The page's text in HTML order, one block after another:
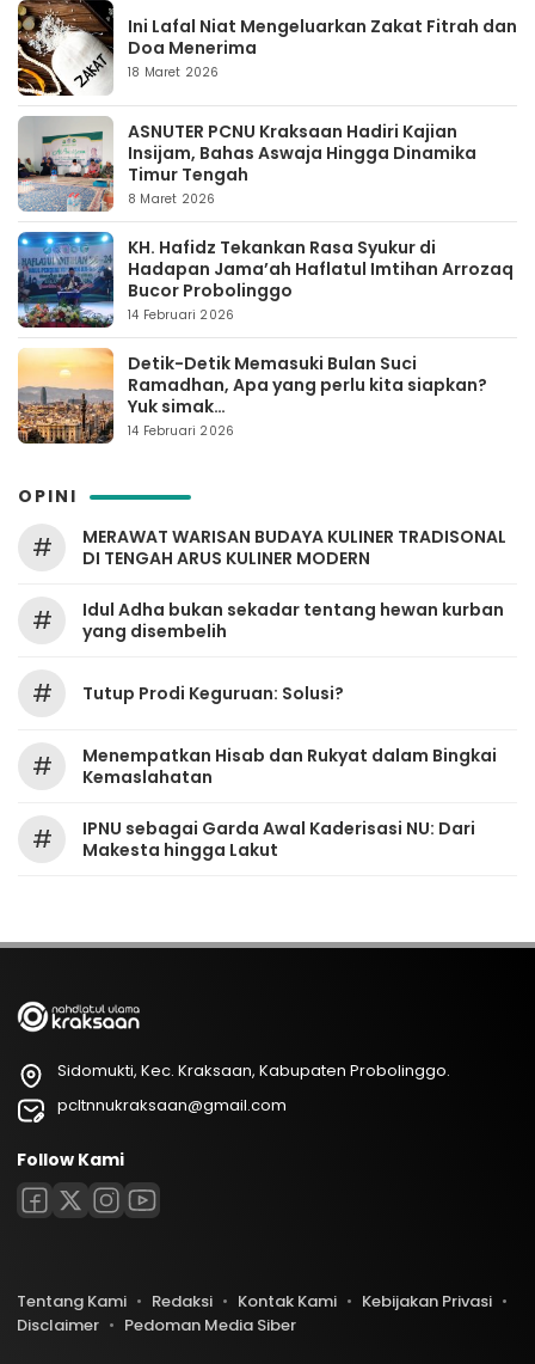
Ini Lafal Niat Mengeluarkan Zakat Fitrah dan
Doa Menerima
18 Maret 2026
ASNUTER PCNU Kraksaan Hadiri Kajian
Insijam, Bahas Aswaja Hingga Dinamika
Timur Tengah
8 Maret 2026
KH. Hafidz Tekankan Rasa Syukur di
Hadapan Jama’ah Haflatul Imtihan Arrozaq
Bucor Probolinggo
14 Februari 2026
Detik-Detik Memasuki Bulan Suci
Ramadhan, Apa yang perlu kita siapkan?
Yuk simak…
14 Februari 2026
OPINI
#
MERAWAT WARISAN BUDAYA KULINER TRADISONAL
DI TENGAH ARUS KULINER MODERN
#
Idul Adha bukan sekadar tentang hewan kurban
yang disembelih
# Tutup Prodi Keguruan: Solusi?
#
Menempatkan Hisab dan Rukyat dalam Bingkai
Kemaslahatan
#
IPNU sebagai Garda Awal Kaderisasi NU: Dari
Makesta hingga Lakut
Sidomukti, Kec. Kraksaan, Kabupaten Probolinggo.
pcltnnukraksaan@gmail.com
Follow Kami
Tentang Kami Redaksi Kontak Kami
Kebijakan Privasi
Disclaimer
Pedoman Media Siber